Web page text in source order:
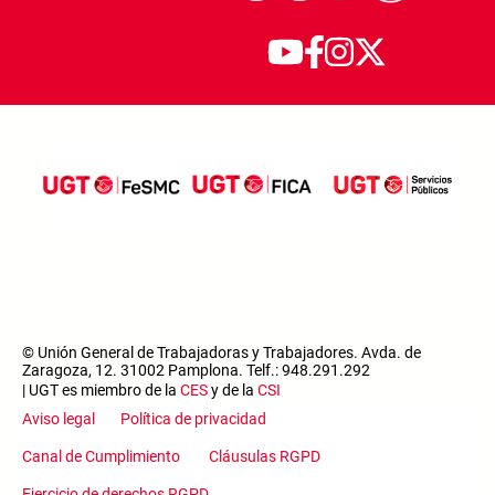
© Unión General de Trabajadoras y Trabajadores. Avda. de
Zaragoza, 12. 31002 Pamplona. Telf.: 948.291.292
| UGT es miembro de la CESy de la CSI
Aviso legal
Política de privacidad
Canal de Cumplimiento Cláusulas RGPD